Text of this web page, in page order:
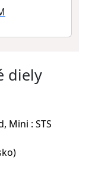
diely
Mini : STS